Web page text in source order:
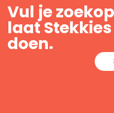
Vul je
laat
doen.